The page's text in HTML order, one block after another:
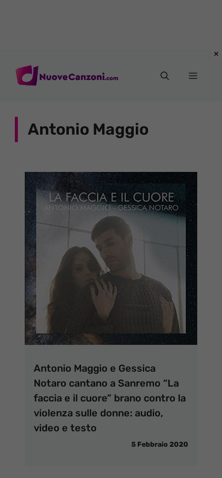
Menu
Antonio Maggio
Antonio Maggio e Gessica
Notaro cantano a Sanremo “La
faccia e il cuore” brano contro la
violenza sulle donne: audio,
video e testo
5 Febbraio 2020